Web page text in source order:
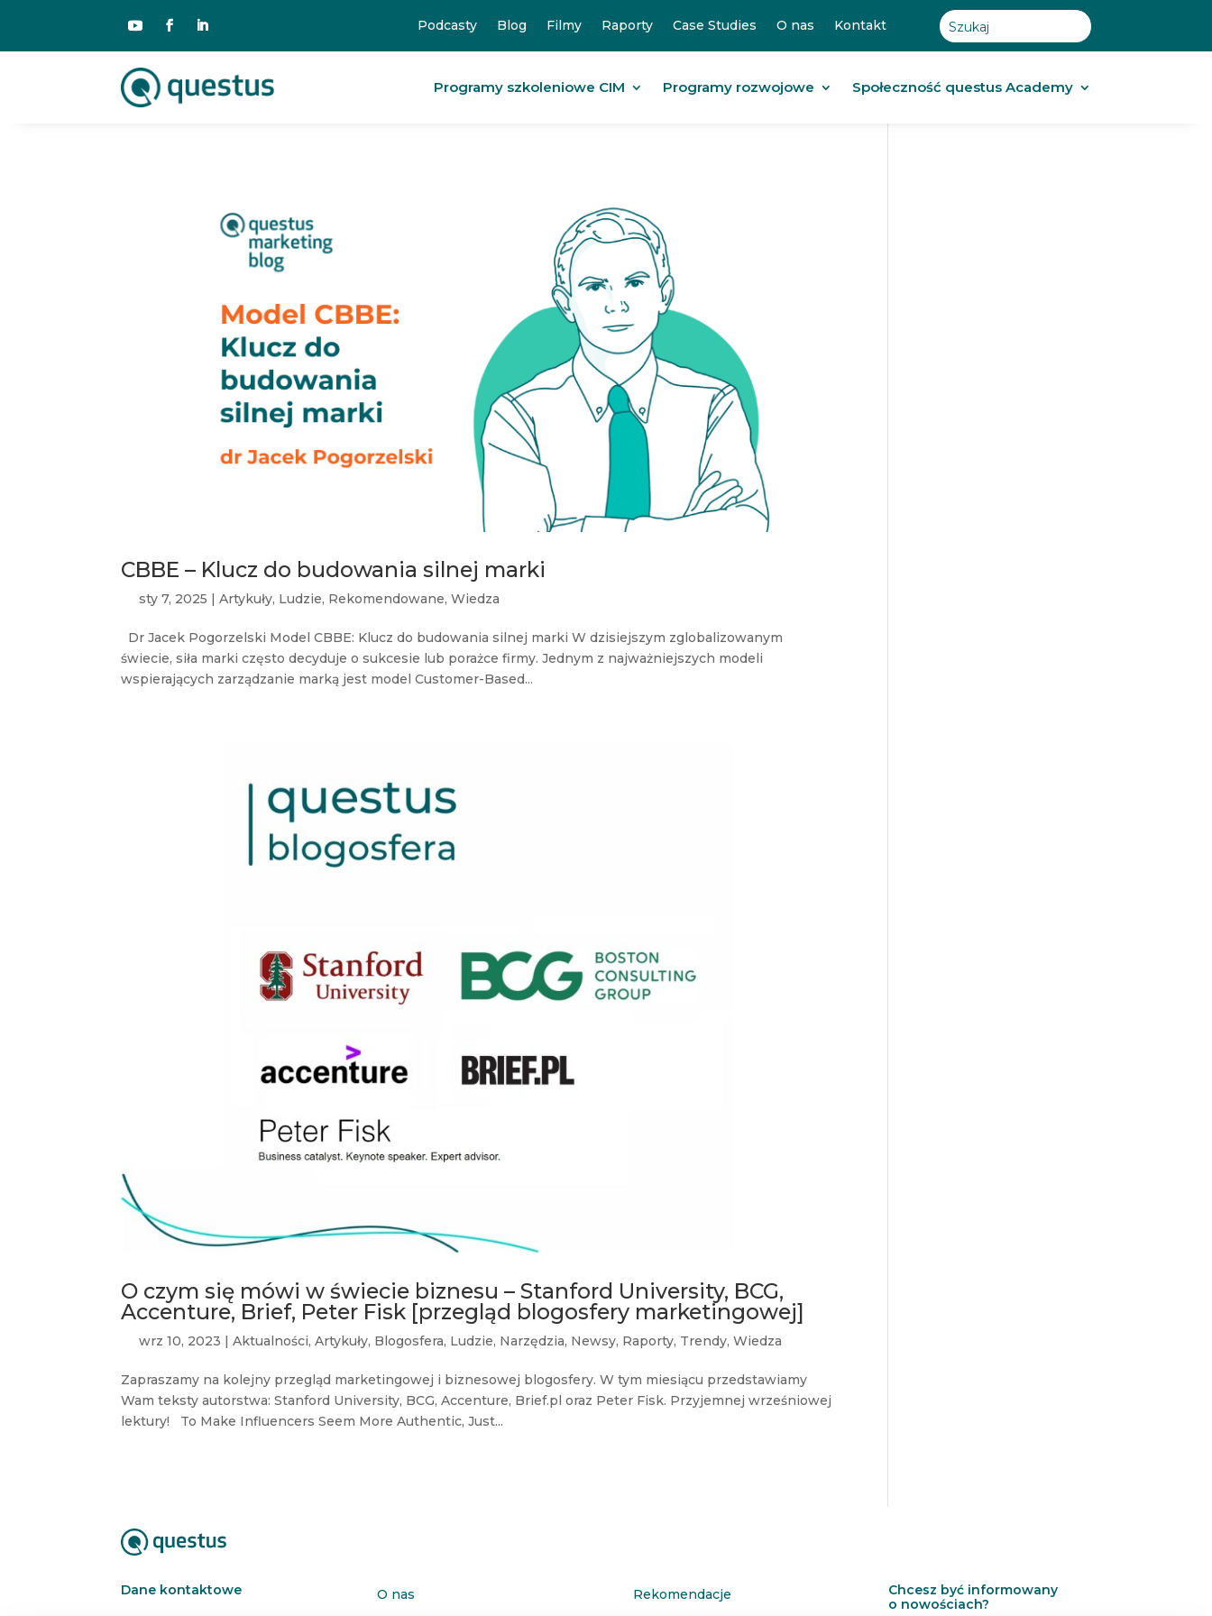
Podcasty Blog Filmy Raporty Case Studies O nas Kontakt
Programy szkoleniowe CIM Programy rozwojowe Społeczność questus Academy
CBBE – Klucz do budowania silnej marki
sty 7, 2025 |Artykuły, Ludzie, Rekomendowane,Wiedza
Dr Jacek Pogorzelski Model CBBE: Klucz do budowania silnej marki W dzisiejszym zglobalizowanym
świecie, siła marki często decyduje o sukcesie lub porażce firmy. Jednym z najważniejszych modeli
wspierających zarządzanie marką jest model Customer-Based...
O czym się mówi w świecie biznesu – Stanford University, BCG,
Accenture, Brief, Peter Fisk [przegląd blogosfery marketingowej]
wrz 10, 2023 |Aktualności,Artykuły, Blogosfera, Ludzie, Narzędzia, Newsy, Raporty, Trendy,Wiedza
Zapraszamy na kolejny przegląd marketingowej i biznesowej blogosfery. W tym miesiącu przedstawiamy
Wam teksty autorstwa: Stanford University, BCG, Accenture, Brief.pl oraz Peter Fisk. Przyjemnej wrześniowej
lektury! To Make Influencers Seem More Authentic, Just...
Dane kontaktowe O nas Rekomendacje
Chcesz być informowany
o nowościach?